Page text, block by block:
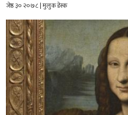
जेष्ठ ३० २०७८ | मुलुक डेस्क